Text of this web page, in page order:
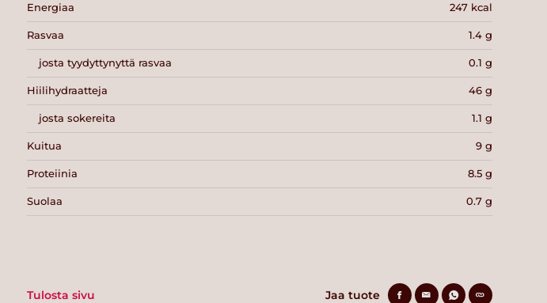
Energiaa 247 kcal
Rasvaa 1.4 g
josta tyydyttynyttä rasvaa 0.1 g
Hiilihydraatteja 46 g
josta sokereita 1.1 g
Kuitua 9 g
Proteiinia 8.5 g
Suolaa 0.7 g
Tulosta sivu Jaa tuote